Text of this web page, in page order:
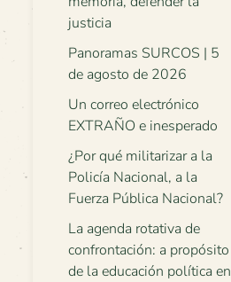
justicia
Panoramas SURCOS | 5
de agosto de 2026
Un correo electrónico
EXTRAÑO e inesperado
¿Por qué militarizar a la
Policía Nacional, a la
Fuerza Pública Nacional?
La agenda rotativa de
confrontación: a propósito
de la educación política en